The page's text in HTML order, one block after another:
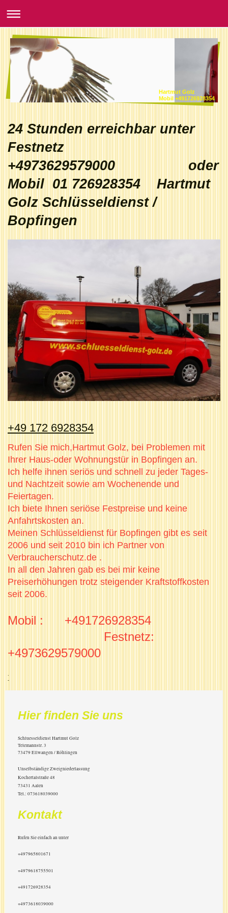
Hartmut Golz
Mobil +491726928354
24 Stunden erreichbar unter
Festnetz
+4973629579000 oder
Mobil 01 726928354 Hartmut
Golz Schlüsseldienst /
Bopfingen
+49 172 6928354
Rufen Sie mich,Hartmut Golz, bei Problemen mit
Ihrer Haus-oder Wohnungstür in Bopfingen an.
Ich helfe ihnen seriös und schnell zu jeder Tages-
und Nachtzeit sowie am Wochenende und
Feiertagen.
Ich biete Ihnen seriöse Festpreise und keine
Anfahrtskosten an.
Meinen Schlüsseldienst für Bopfingen gibt es seit
2006 und seit 2010 bin ich Partner von
Verbraucherschutz.de .
In all den Jahren gab es bei mir keine
Preiserhöhungen trotz steigender Kraftstoffkosten
seit 2006.
Mobil : +491726928354
Festnetz:
+4973629579000
.
-
Hier finden Sie uns
Schluesseldienst Hartmut Golz
Telemannstr.3
73479Ellwangen / Röhlingen
Unselbständige Zweigniederlassung
Kochertalstraße 48
73431 Aalen
Tel.: 073618039000
Kontakt
Rufen Sie einfach an unter
+497965801671
+4979618755501
+491726928354
+4973618039000